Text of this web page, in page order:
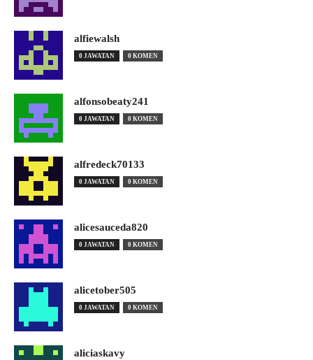
alfiewalsh
0 JAWATAN 0 KOMEN
alfonsobeaty241
0 JAWATAN 0 KOMEN
alfredeck70133
0 JAWATAN 0 KOMEN
alicesauceda820
0 JAWATAN 0 KOMEN
alicetober505
0 JAWATAN 0 KOMEN
aliciaskavy